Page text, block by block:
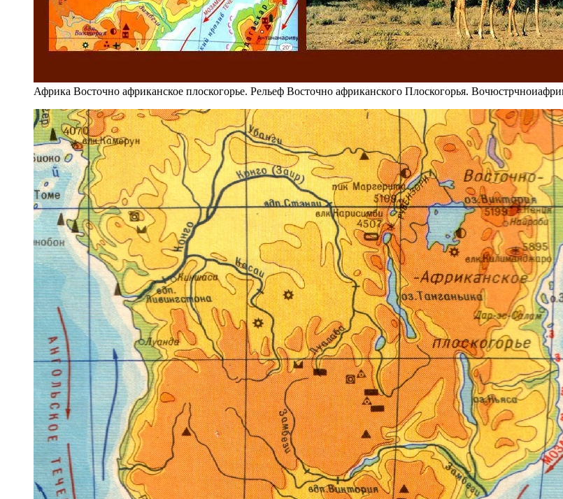
Африка Восточно африканское плоскогорье. Рельеф Восточно африканского Плоскогорья.